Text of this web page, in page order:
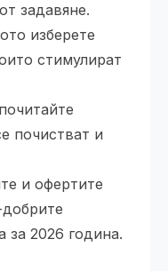
задавяне.
изберете
стимулират
почистват и
и офертите
за 2026 година.